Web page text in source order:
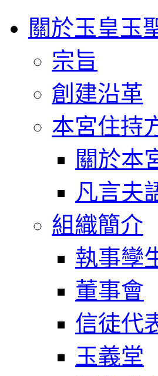
關於玉皇玉
宗旨
創建沿革
本宮住持
關於本
凡言夫
組織簡介
執事孿
董事會
信徒代
玉義堂